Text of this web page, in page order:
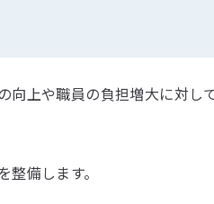
向上や職員の負担増大に対し
備します。